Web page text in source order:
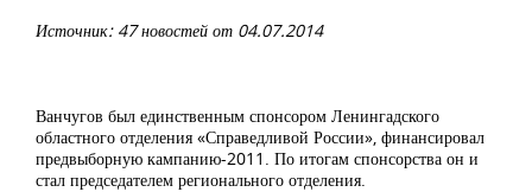
Источник: 47 новостей от 04.07.2014
Ванчугов был единственным спонсором Ленингадского
областного отделения «Справедливой России», финансировал
предвыборную кампанию-2011. По итогам спонсорства он и
стал председателем регионального отделения.